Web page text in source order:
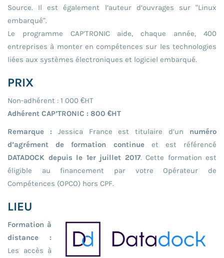
Source. Il est également l’auteur d’ouvrages sur "Linux
embarqué".
Le programme CAP’TRONIC aide, chaque année, 400
entreprises à monter en compétences sur les technologies
liées aux systèmes électroniques et logiciel embarqué.
PRIX
Non-adhérent : 1 000 €HT
Adhérent CAP’TRONIC : 800 €HT
Remarque : Jessica France est titulaire d’un numéro
d’agrément de formation continueet est référencé
DATADOCK depuis le 1er juillet 2017. Cette formation est
éligible au financement par votre Opérateur de
Compétences (OPCO) hors CPF.
LIEU
Formation à
distance :
Les accès à